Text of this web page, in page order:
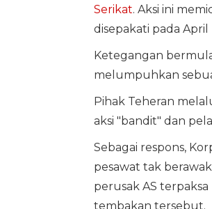
Serikat. Aksi ini
disepakati pada April
Ketegangan
melumpuhkan
Pihak Teheran
aksi "bandit" dan
Sebagai respons,
pesawat tak
perusak AS
tembakan tersebut.